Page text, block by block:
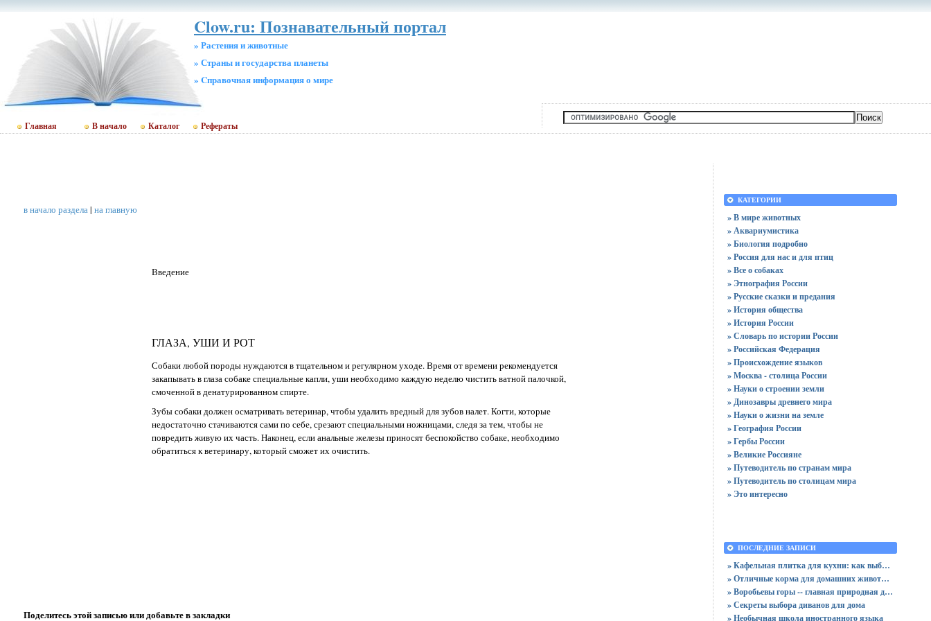
Clow.ru: Познавательный портал
» Растения и животные
» Страны и государства планеты
» Cправочная информация о мире
Главная В начало Каталог Рефераты
в начало раздела| на главную
Введение
ГЛАЗА, УШИ И РОТ
Собаки любой породы нуждаются в тщательном и регулярном уходе. Время от времени рекомендуется
закапывать в глаза собаке специальные капли, уши необходимо каждую неделю чистить ватной палочкой,
смоченной в денатурированном спирте.
Зубы собаки должен осматривать ветеринар, чтобы удалить вредный для зубов налет. Когти, которые
недостаточно стачиваются сами по себе, срезают специальными ножницами, следя за тем, чтобы не
повредить живую их часть. Наконец, если анальные железы приносят беспокойство собаке, необходимо
обратиться к ветеринару, который сможет их очистить.
Поделитесь этой записью или добавьте в закладки
КАТЕГОРИИ
» В мире животных
» Аквариумистика
» Биология подробно
» Россия для нас и для птиц
» Все о собаках
» Этнография России
» Русские сказки и предания
» История общества
» История России
» Словарь по истории России
» Российская Федерация
» Происхождение языков
» Москва - столица России
» Науки о строении земли
» Динозавры древнего мира
» Науки о жизни на земле
» География России
» Гербы России
» Великие Россияне
» Путеводитель по странам мира
» Путеводитель по столицам мира
» Это интересно
ПОСЛЕДНИЕ ЗАПИСИ
» Кафельная плитка для кухни: как выбрать практичную отделку
» Отличные корма для домашних животных
» Воробьевы горы -- главная природная достопримечательность Москвы
» Секреты выбора диванов для дома
» Необычная школа иностранного языка